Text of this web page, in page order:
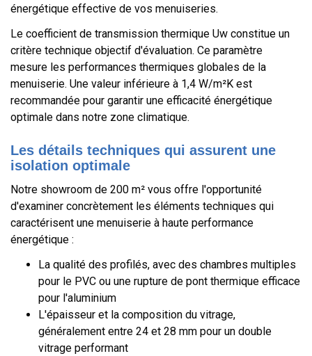
énergétique effective de vos menuiseries.
Le coefficient de transmission thermique Uw constitue un
critère technique objectif d'évaluation. Ce paramètre
mesure les performances thermiques globales de la
menuiserie. Une valeur inférieure à 1,4 W/m²K est
recommandée pour garantir une efficacité énergétique
optimale dans notre zone climatique.
Les détails techniques qui assurent une
isolation optimale
Notre showroom de 200 m² vous offre l'opportunité
d'examiner concrètement les éléments techniques qui
caractérisent une menuiserie à haute performance
énergétique :
La qualité des profilés, avec des chambres multiples
pour le PVC ou une rupture de pont thermique efficace
pour l'aluminium
L'épaisseur et la composition du vitrage,
généralement entre 24 et 28 mm pour un double
vitrage performant